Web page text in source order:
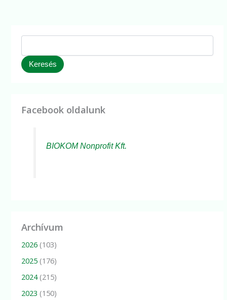
Keresés
Facebook oldalunk
BIOKOM Nonprofit Kft.
Archívum
2026 (103)
2025 (176)
2024(215)
2023 (150)